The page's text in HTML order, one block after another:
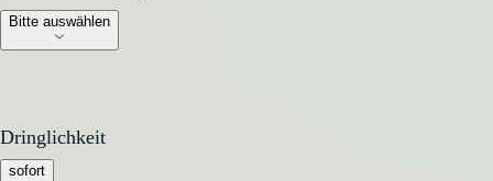
Bitte auswählen
Dringlichkeit
Dringlichkeit
sofort